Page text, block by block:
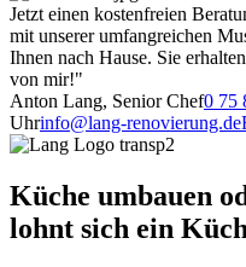
Jetzt einen kostenfreien
mit unserer umfangreichen
Ihnen nach Hause. Sie
von mir!"
Anton Lang, Senior Chef0 75
Uhrinfo@lang-renovierung.de
Küche umbauen
lohnt sich ein